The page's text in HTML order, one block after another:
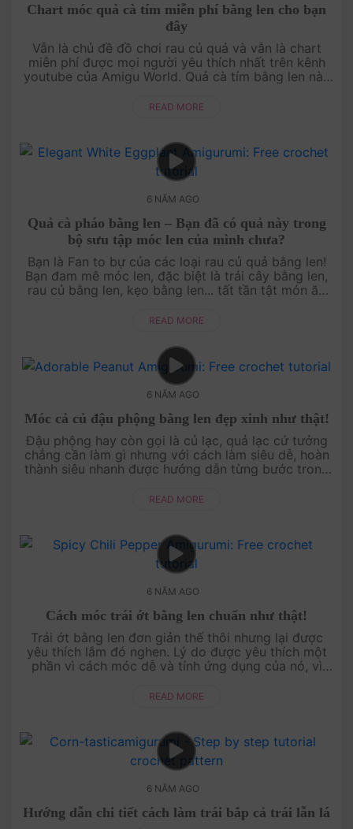
Chart móc quả cà tím miễn phí bằng len cho bạn
đây
Vẫn là chủ đề đồ chơi rau củ quả và vẫn là chart
miễn phí được mọi người yêu thích nhất trên kênh
youtube của Amigu World. Quả cà tím bằng len này
READ MORE
6 NĂM AGO
Quả cà pháo bằng len – Bạn đã có quả này trong
bộ sưu tập móc len của mình chưa?
Bạn là Fan to bự của các loại rau củ quả bằng len!
Bạn đam mê móc len, đặc biệt là trái cây bằng len,
rau củ bằng len, kẹo bằng len... tất tần tật món ăn
READ MORE
6 NĂM AGO
Móc cả củ đậu phộng bằng len đẹp xinh như thật!
Đậu phộng hay còn gọi là củ lạc, quả lạc cứ tưởng
chẳng cần làm gì nhưng với cách làm siêu dễ, hoàn
thành siêu nhanh được hướng dẫn từng bước trong
READ MORE
6 NĂM AGO
Cách móc trái ớt bằng len chuẩn như thật!
Trái ớt bằng len đơn giản thế thôi nhưng lại được
yêu thích lắm đó nghen. Lý do được yêu thích một
phần vì cách móc dễ và tính ứng dụng của nó, vì
READ MORE
6 NĂM AGO
Hướng dẫn chi tiết cách làm trái bắp cả trái lẫn lá